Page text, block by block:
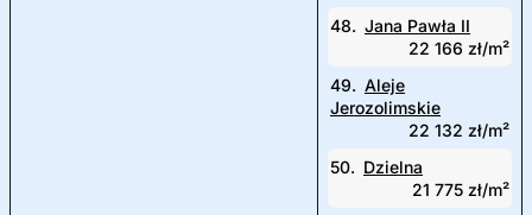
48. Jana Pawła II
22 166 zł/m²
49. Aleje
Jerozolimskie
22 132 zł/m²
50. Dzielna
21 775 zł/m²